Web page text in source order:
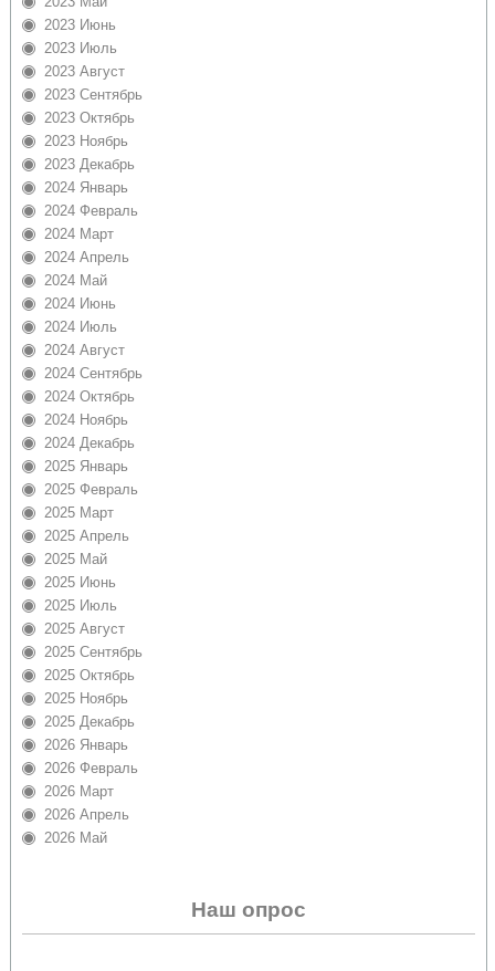
2023 Июнь
2023 Июль
2023 Август
2023 Сентябрь
2023 Октябрь
2023 Ноябрь
2023 Декабрь
2024 Январь
2024 Февраль
2024 Март
2024 Апрель
2024 Май
2024 Июнь
2024 Июль
2024 Август
2024 Сентябрь
2024 Октябрь
2024 Ноябрь
2024 Декабрь
2025 Январь
2025 Февраль
2025 Март
2025 Апрель
2025 Май
2025 Июнь
2025 Июль
2025 Август
2025 Сентябрь
2025 Октябрь
2025 Ноябрь
2025 Декабрь
2026 Январь
2026 Февраль
2026 Март
2026 Апрель
2026 Май
Наш опрос